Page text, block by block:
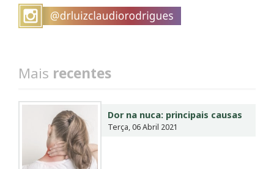
Mais recentes
Dor na nuca: principais causas
Terça, 06 Abril 2021